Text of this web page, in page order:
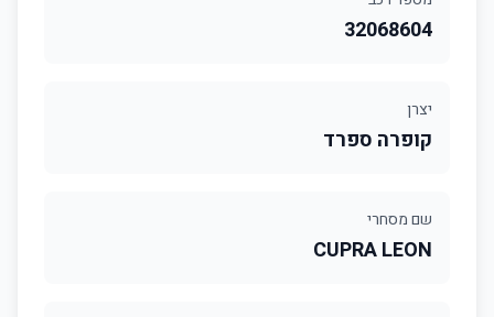
32068604
יצרן
קופרה ספרד
שם מסחרי
CUPRA LEON